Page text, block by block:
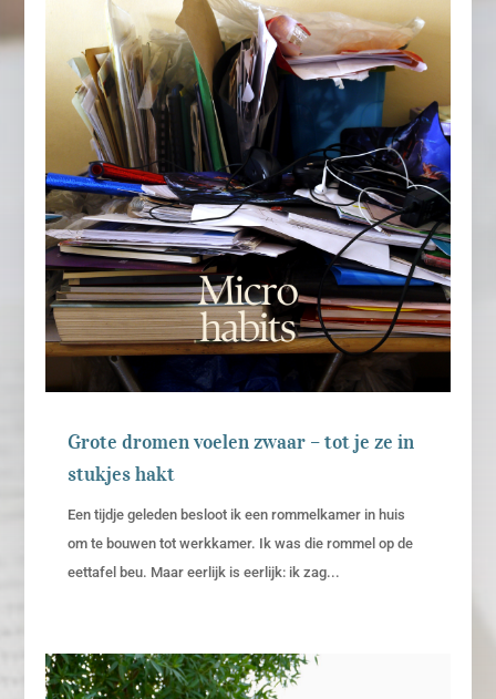
Grote dromen voelen zwaar – tot je ze in
stukjes hakt
Een tijdje geleden besloot ik een rommelkamer in huis
om te bouwen tot werkkamer. Ik was die rommel op de
eettafel beu. Maar eerlijk is eerlijk: ik zag...